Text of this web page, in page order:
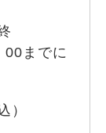
までに
）